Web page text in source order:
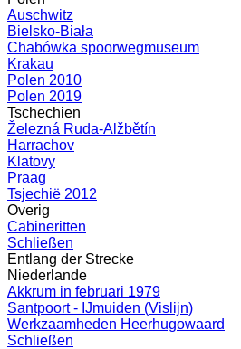
Auschwitz
Bielsko-Biała
Chabówka spoorwegmuseum
Krakau
Polen 2010
Polen 2019
Tschechien
Železná Ruda-Alžbětín
Harrachov
Klatovy
Praag
Tsjechië 2012
Overig
Cabineritten
Schließen
Entlang der Strecke
Niederlande
Akkrum in februari 1979
Santpoort - IJmuiden (Vislijn)
Werkzaamheden Heerhugowaard
Schließen